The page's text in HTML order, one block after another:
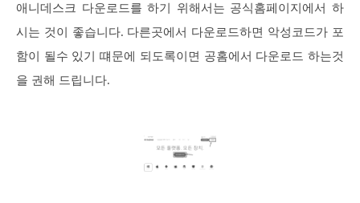
애니데스크 다운로드를 하기 위해서는 공식홈페이지에서 하
시는 것이 좋습니다. 다른곳에서 다운로드하면 악성코드가 포
함이 될수 있기 떄문에 되도록이면 공홈에서 다운로드 하는것
을 권해 드립니다.